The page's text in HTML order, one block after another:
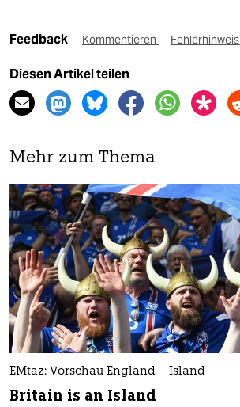
Feedback Kommentieren Fehlerhinweis
Diesen Artikel teilen
Mehr zum Thema
EMtaz: Vorschau England – Island
Britain is an Island